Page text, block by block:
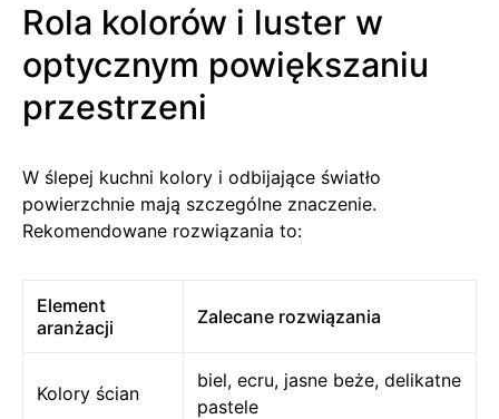
Rola kolorów i luster w
optycznym powiększaniu
przestrzeni
W ślepej kuchni kolory i odbijające światło
powierzchnie mają szczególne znaczenie.
Rekomendowane rozwiązania to:
Element
aranżacji
Zalecane rozwiązania
Kolory ścian
biel, ecru, jasne beże, delikatne
pastele